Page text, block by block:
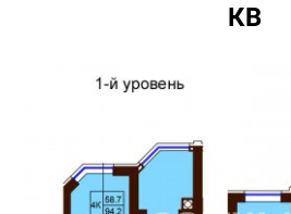
КВ